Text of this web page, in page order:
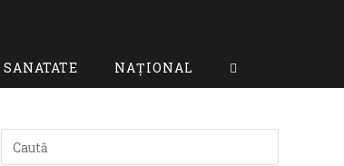
SANATATE NAȚIONAL TOGGLE